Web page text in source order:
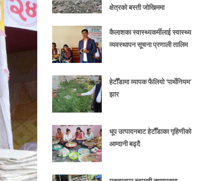
क्षेत्रको बस्ती जोखिममा
कैलाशका स्वास्थ्यकर्मीलाई स्वास्थ्य
व्यवस्थापन सूचना प्रणाली तालिम
हेटौँडामा व्यापक फैलियो ‘पार्थेनियम’
झार
धूप उत्पादनबाट हेटौँडाका गृहिणीको
आम्दानी बढ्दै